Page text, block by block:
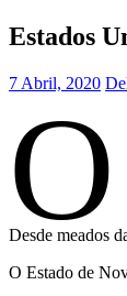
Estados
7 Abril, 2020
O
Desde meados
O Estado de